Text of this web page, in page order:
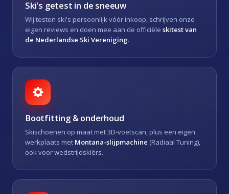
Ski's getest in de sneeuw
Wij testen ski's persoonlijk vóór inkoop, schrijven onze
eigen reviews en doen mee aan de officiële skitest van
de Nederlandse Ski Vereniging.
Bootfitting & onderhoud
Skischoenen op maat met 3D-voetscan, plus een eigen
werkplaats met Montana-slijpmachine (Radiaal Tuning),
ook voor wedstrijdskiërs.